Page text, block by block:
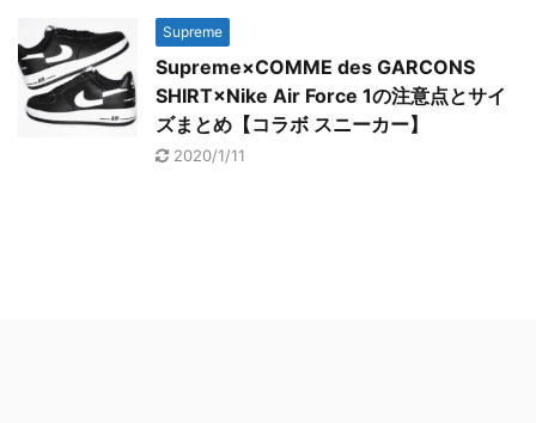
Supreme
Supreme×COMME des GARCONS
SHIRT×Nike Air Force 1の注意点とサイ
ズまとめ【コラボ スニーカー】
2020/1/11